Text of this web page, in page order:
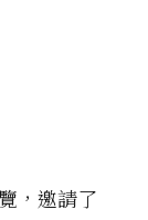
，邀請了